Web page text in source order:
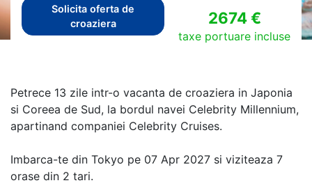
Solicita oferta de
croaziera
2674 €
taxe portuare incluse
Petrece 13 zile intr-o vacanta de croaziera in Japonia
si Coreea de Sud, la bordul navei Celebrity Millennium,
apartinand companiei Celebrity Cruises.
Imbarca-te din Tokyo pe 07 Apr 2027 si viziteaza 7
orase din 2 tari.